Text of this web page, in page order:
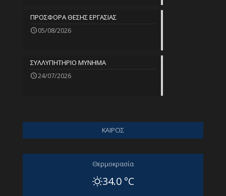
ΠΡΟΣΦΟΡΑ ΘΕΣΗΣ ΕΡΓΑΣΙΑΣ
05/08/2026
ΣΥΛΛΥΠΗΤΗΡΙΟ ΜΥΝΗΜΑ
24/07/2026
ΚΑΙΡΟΣ
Θερμοκρασία
34.0 °C